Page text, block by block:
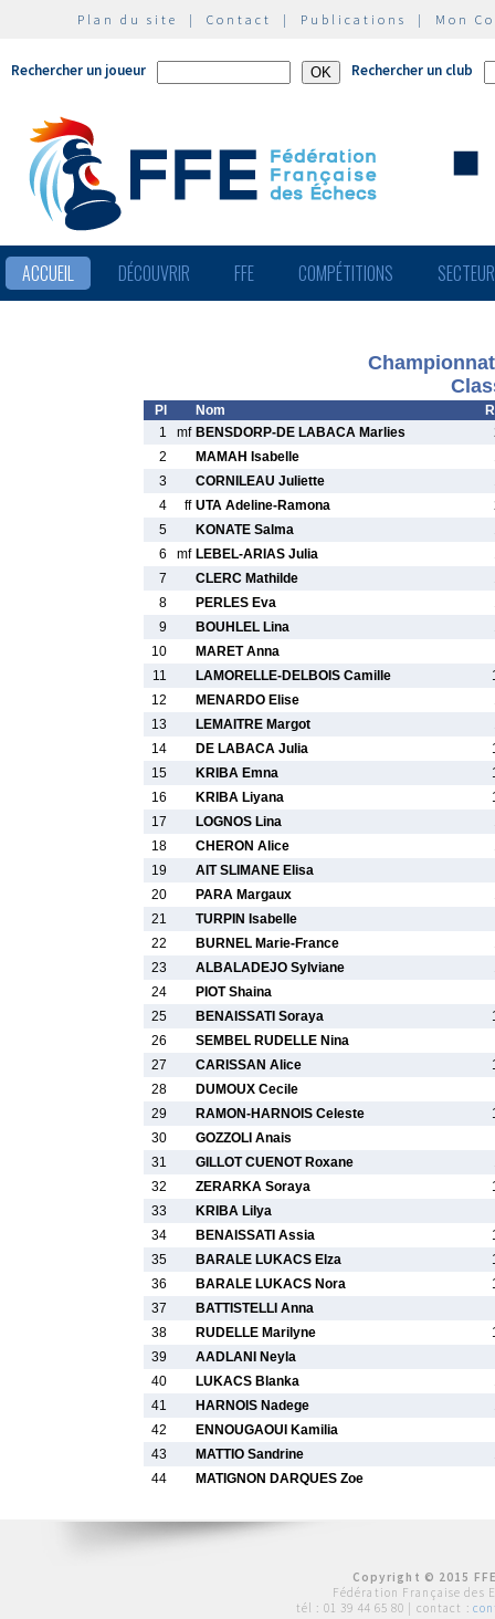
Plan du site | Contact | Publications | Mon
Rechercher un joueur Rechercher un club
ACCUEIL DÉCOUVRIR FFE COMPÉTITIONS
Pl Nom
1
mf BENSDORP-DE LABACA Marlies
2
MAMAH Isabelle
3
CORNILEAU Juliette
4
ff UTA Adeline-Ramona
5
KONATE Salma
6
mf LEBEL-ARIAS Julia
7
CLERC Mathilde
8
PERLES Eva
9
BOUHLEL Lina
10
MARET Anna
11
LAMORELLE-DELBOIS Camille
12
MENARDO Elise
13
LEMAITRE Margot
14
DE LABACA Julia
15
KRIBA Emna
16
KRIBA Liyana
17
LOGNOS Lina
18
CHERON Alice
19
AIT SLIMANE Elisa
20
PARA Margaux
21
TURPIN Isabelle
22
BURNEL Marie-France
23
ALBALADEJO Sylviane
24
PIOT Shaina
25
BENAISSATI Soraya
26
SEMBEL RUDELLE Nina
27
CARISSAN Alice
28
DUMOUX Cecile
29
RAMON-HARNOIS Celeste
30
GOZZOLI Anais
31
GILLOT CUENOT Roxane
32
ZERARKA Soraya
33
KRIBA Lilya
34
BENAISSATI Assia
35
BARALE LUKACS Elza
36
BARALE LUKACS Nora
37
BATTISTELLI Anna
38
RUDELLE Marilyne
39
AADLANI Neyla
40
LUKACS Blanka
41
HARNOIS Nadege
42
ENNOUGAOUI Kamilia
43
MATTIO Sandrine
44
MATIGNON DARQUES Zoe
Copyright © 2015
Fédération Française des
tél : 01 39 44 65 80 | contact :